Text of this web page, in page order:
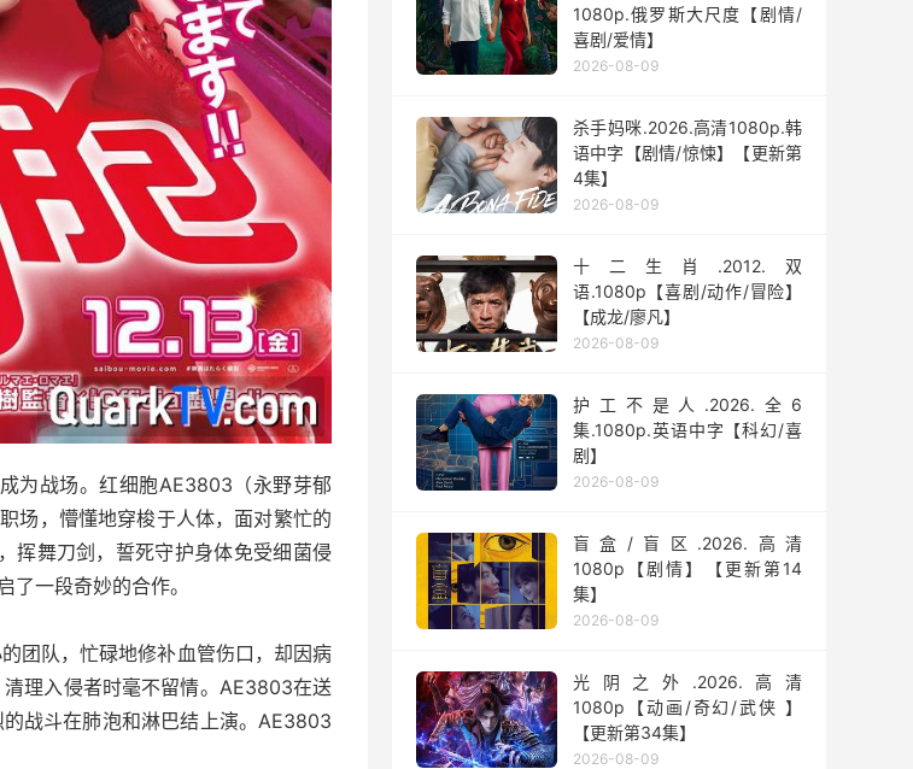
为战场。红细胞AE3803（永野芽郁
场，懵懂地穿梭于人体，面对繁忙的
挥舞刀剑，誓死守护身体免受细菌侵
一段奇妙的合作。
团队，忙碌地修补血管伤口，却因病
理入侵者时毫不留情。AE3803在送
战斗在肺泡和淋巴结上演。AE3803
1080p.俄罗斯大尺度【剧情/
喜剧/爱情】
2026-08-09
杀手妈咪.2026.高清1080p.韩
语中字【剧情/惊悚】【更新第
4集】
2026-08-09
十二生肖.2012.双
语.1080p【喜剧/动作/冒险】
【成龙/廖凡】
2026-08-09
护工不是人.2026.全6
集.1080p.英语中字【科幻/喜
剧】
2026-08-09
盲盒/盲区.2026.高清
1080p【剧情】【更新第14
集】
2026-08-09
光阴之外.2026.高清
1080p【动画/奇幻/武侠 】
【更新第34集】
2026-08-09